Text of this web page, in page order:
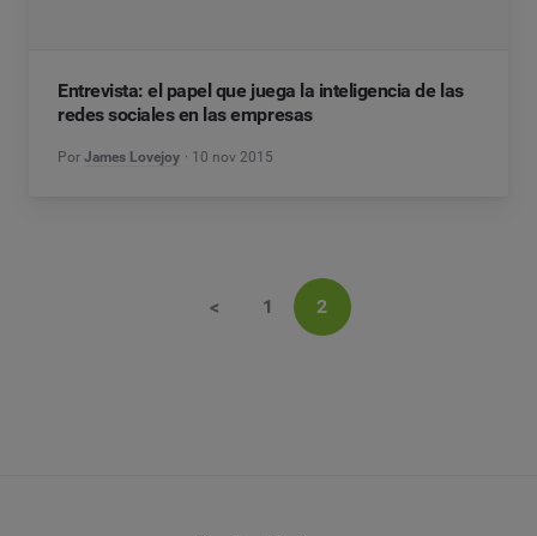
Entrevista: el papel que juega la inteligencia de las
redes sociales en las empresas
Por James Lovejoy 10 nov 2015
< 1 2